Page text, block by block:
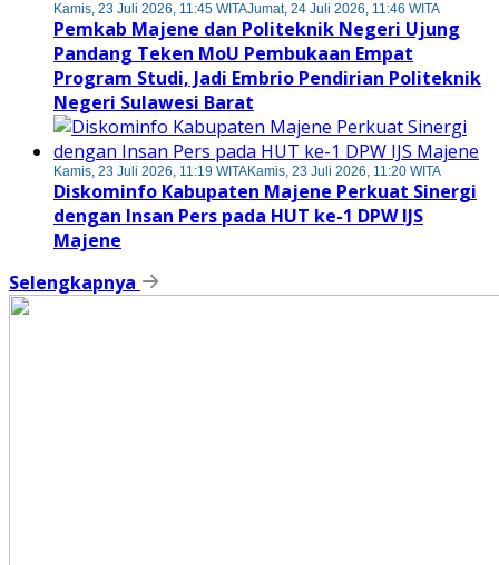
Kamis, 23 Juli 2026, 11:45 WITAJumat, 24 Juli 2026, 11:46 WITA
Pemkab Majene dan Politeknik Negeri Ujung
Pandang Teken MoU Pembukaan Empat
Program Studi, Jadi Embrio Pendirian Politeknik
Negeri Sulawesi Barat
Kamis, 23 Juli 2026, 11:19 WITAKamis, 23 Juli 2026, 11:20 WITA
Diskominfo Kabupaten Majene Perkuat Sinergi
dengan Insan Pers pada HUT ke-1 DPW IJS
Majene
Selengkapnya